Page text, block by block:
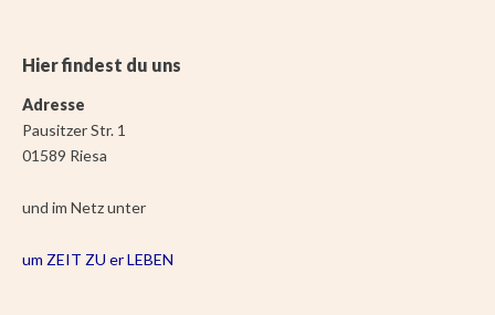
Hier findest du uns
Adresse
Pausitzer Str. 1
01589 Riesa
und im Netz unter
um ZEIT ZU er LEBEN